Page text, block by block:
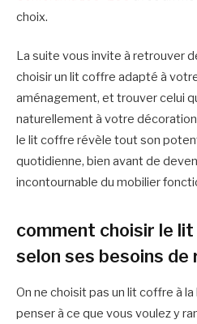
choix.
La suite vous invite à retrouver
choisir un lit coffre adapté à
aménagement, et trouver celui
naturellement à votre
le lit coffre révèle tout son
quotidienne, bien avant de
incontournable du mobilier
comment choisir le
selon ses besoins de
On ne choisit pas un lit coffre à
penser à ce que vous voulez y